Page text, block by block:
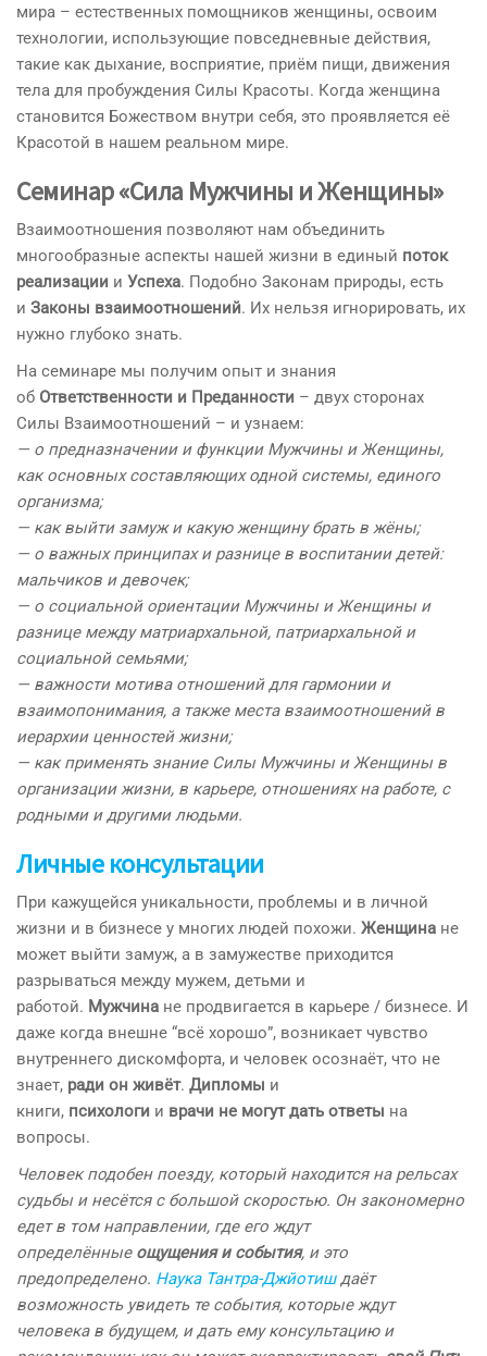
мира – естественных помощников женщины, освоим
технологии, использующие повседневные действия,
такие как дыхание, восприятие, приём пищи, движения
тела для пробуждения Силы Красоты. Когда женщина
становится Божеством внутри себя, это проявляется её
Красотой в нашем реальном мире.
Семинар «Сила Мужчины и Женщины»
Взаимоотношения позволяют нам объединить
многообразные аспекты нашей жизни в единый поток
реализации и Успеха. Подобно Законам природы, есть
и Законы взаимоотношений. Их нельзя игнорировать, их
нужно глубоко знать.
На семинаре мы получим опыт и знания
об Ответственности и Преданности – двух сторонах
Силы Взаимоотношений – и узнаем:
— о предназначении и функции Мужчины и Женщины,
как основных составляющих одной системы, единого
организма;
— как выйти замуж и какую женщину брать в жёны;
— о важных принципах и разнице в воспитании детей:
мальчиков и девочек;
— о социальной ориентации Мужчины и Женщины и
разнице между матриархальной, патриархальной и
социальной семьями;
— важности мотива отношений для гармонии и
взаимопонимания, а также места взаимоотношений в
иерархии ценностей жизни;
— как применять знание Силы Мужчины и Женщины в
организации жизни, в карьере, отношениях на работе, с
родными и другими людьми.
Личные консультации
При кажущейся уникальности, проблемы и в личной
жизни и в бизнесе у многих людей похожи. Женщина не
может выйти замуж, а в замужестве приходится
разрываться между мужем, детьми и
работой. Мужчина не продвигается в карьере / бизнесе. И
даже когда внешне “всё хорошо”, возникает чувство
внутреннего дискомфорта, и человек осознаёт, что не
знает, ради он живёт. Дипломы и
книги, психологи и врачи не могут дать ответы на
вопросы.
Человек подобен поезду, который находится на рельсах
судьбы и несётся с большой скоростью. Он закономерно
едет в том направлении, где его ждут
определённые ощущения и события, и это
предопределено. Наука Тантра-Джйотишдаёт
возможность увидеть те события, которые ждут
человека в будущем, и дать ему консультацию и